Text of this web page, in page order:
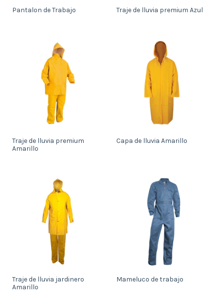
Pantalon de Trabajo Traje de lluvia premium Azul
Traje de lluvia premium
Amarillo
Capa de lluvia Amarillo
Traje de lluvia jardinero
Amarillo
Mameluco de trabajo